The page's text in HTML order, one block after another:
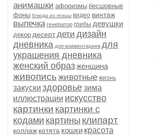
анимашки афоризмы бесшовные
фоны блюда из птицы видео винтаж
выпечка генератор грибы девушки
декор десертдети дизайн
дневника для комментариев для
украшения дневника
женский образженщина
живопись животные жизнь
закуски здоровьезима
иллюстрации искусство
картинки картинки с
кодами картины клипарт
коллаж котята кошки красота